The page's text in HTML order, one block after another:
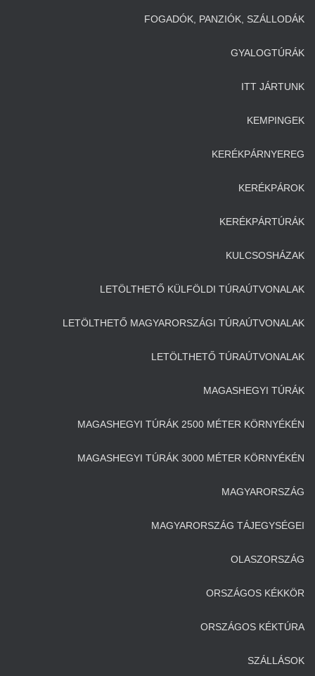
FOGADÓK, PANZIÓK, SZÁLLODÁK
GYALOGTÚRÁK
ITT JÁRTUNK
KEMPINGEK
KERÉKPÁRNYEREG
KERÉKPÁROK
KERÉKPÁRTÚRÁK
KULCSOSHÁZAK
LETÖLTHETŐ KÜLFÖLDI TÚRAÚTVONALAK
LETÖLTHETŐ MAGYARORSZÁGI TÚRAÚTVONALAK
LETÖLTHETŐ TÚRAÚTVONALAK
MAGASHEGYI TÚRÁK
MAGASHEGYI TÚRÁK 2500 MÉTER KÖRNYÉKÉN
MAGASHEGYI TÚRÁK 3000 MÉTER KÖRNYÉKÉN
MAGYARORSZÁG
MAGYARORSZÁG TÁJEGYSÉGEI
OLASZORSZÁG
ORSZÁGOS KÉKKÖR
ORSZÁGOS KÉKTÚRA
SZÁLLÁSOK